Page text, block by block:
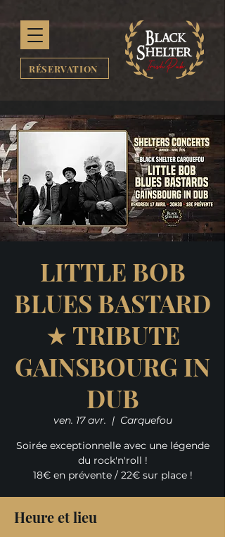
RÉSERVATION
LITTLE BOB
BLUES BASTARD
★ TRIBUTE
GAINSBOURG IN
DUB
ven. 17 avr.
  |
Carquefou
Soirée exceptionnelle avec une légende
du rock'n'roll !
18€ en prévente / 22€ sur place !
Heure et lieu